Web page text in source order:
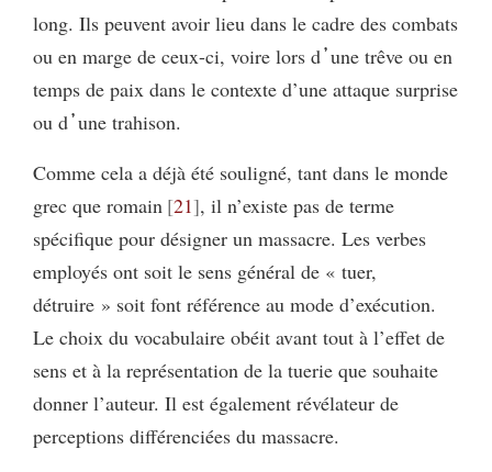
long. Ils peuvent avoir lieu dans le cadre des combats
ou en marge de ceux-ci, voire lors d᾽une trêve ou en
temps de paix dans le contexte d’une attaque surprise
ou d᾽une trahison.
Comme cela a déjà été souligné, tant dans le monde
grec que romain 21 , il n’existe pas de terme
spécifique pour désigner un massacre. Les verbes
employés ont soit le sens général de « tuer,
détruire » soit font référence au mode d’exécution.
Le choix du vocabulaire obéit avant tout à l’effet de
sens et à la représentation de la tuerie que souhaite
donner l’auteur. Il est également révélateur de
perceptions différenciées du massacre.